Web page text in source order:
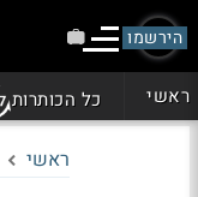
הירשמו
ראשי כל הכותרות
ראשי